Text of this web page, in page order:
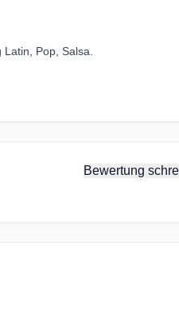
Pop, Salsa.
Bewertung